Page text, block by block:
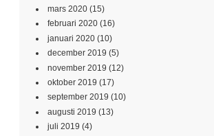
mars 2020 (15)
februari 2020 (16)
januari 2020 (10)
december 2019 (5)
november 2019 (12)
oktober 2019 (17)
september 2019 (10)
augusti 2019 (13)
juli 2019 (4)